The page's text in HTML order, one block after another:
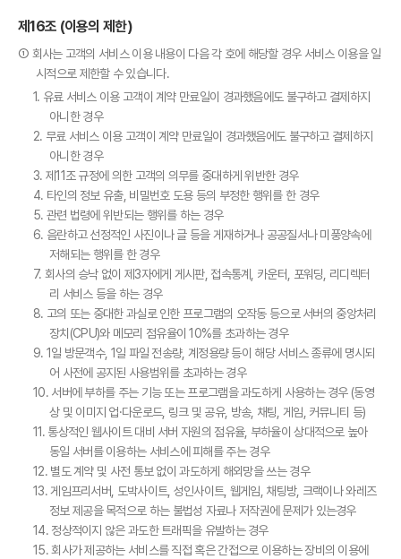
제16조 (이용의 제한)
① 회사는 고객의 서비스 이용 내용이 다음 각 호에 해당할 경우 서비스 이용을 일
시적으로 제한할 수 있습니다.
1. 유료 서비스 이용 고객이 계약 만료일이 경과했음에도 불구하고 결제하지
아니한 경우
2. 무료 서비스 이용 고객이 계약 만료일이 경과했음에도 불구하고 결제하지
아니한 경우
3. 제11조 규정에 의한 고객의 의무를 중대하게 위반한 경우
4. 타인의 정보 유출, 비밀번호 도용 등의 부정한 행위를 한 경우
5. 관련 법령에 위반되는 행위를 하는 경우
6. 음란하고 선정적인 사진이나 글 등을 게재하거나 공공질서나 미풍양속에
저해되는 행위를 한 경우
7. 회사의 승낙 없이 제3자에게 게시판, 접속통계, 카운터, 포워딩, 리디렉터
리 서비스 등을 하는 경우
8. 고의 또는 중대한 과실로 인한 프로그램의 오작동 등으로 서버의 중앙처리
장치(CPU)와 메모리 점유율이 10%를 초과하는 경우
9. 1일 방문객수, 1일 파일 전송량, 계정용량 등이 해당 서비스 종류에 명시되
어 사전에 공지된 사용범위를 초과하는 경우
10. 서버에 부하를 주는 기능 또는 프로그램을 과도하게 사용하는 경우 (동영
상 및 이미지 업·다운로드, 링크 및 공유, 방송, 채팅, 게임, 커뮤니티 등)
11. 통상적인 웹사이트 대비 서버 자원의 점유율, 부하율이 상대적으로 높아
동일 서버를 이용하는 서비스에 피해를 주는 경우
12. 별도 계약 및 사전 통보 없이 과도하게 해외망을 쓰는 경우
13. 게임프리서버, 도박사이트, 성인사이트, 웹게임, 채팅방, 크랙이나 와레즈
정보 제공을 목적으로 하는 불법성 자료나 저작권에 문제가 있는경우
14. 정상적이지 않은 과도한 트래픽을 유발하는 경우
15. 회사가 제공하는 서비스를 직접 혹은 간접으로 이용하는 장비의 이용에
ISMS 인증 정보
인증범위 : 클릭엔, 퍼스트몰, 이셀러스,
가비아CNS마케팅센터
유효기간 : 2023.08.02 ~ 2026.08.01